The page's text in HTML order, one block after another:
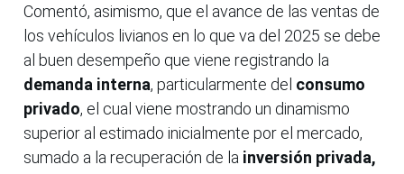
Comentó, asimismo, que el avance de las ventas de
los vehículos livianos en lo que va del 2025 se debe
al buen desempeño que viene registrando la
demanda interna, particularmente del consumo
privado, el cual viene mostrando un dinamismo
superior al estimado inicialmente por el mercado,
sumado a la recuperación de la inversión privada,